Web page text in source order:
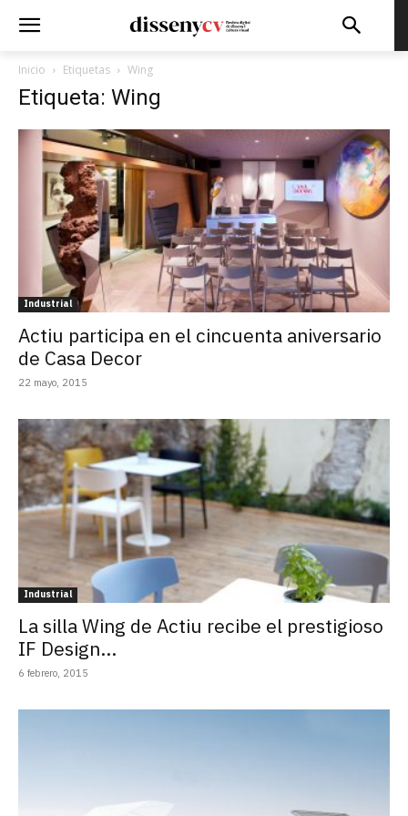
Inicio Etiquetas Wing
Etiqueta: Wing
Industrial
Actiu participa en el cincuenta aniversario
de Casa Decor
22 mayo, 2015
Industrial
La silla Wing de Actiu recibe el prestigioso
IF Design...
6 febrero, 2015